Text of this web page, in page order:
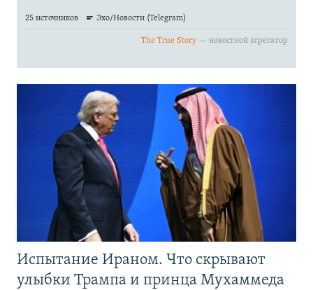
Испытание Ираном. Что скрывают
улыбки Трампа и принца Мухаммеда